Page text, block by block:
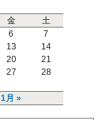
金 土
1月 »
6
7
13
14
20
21
27
28